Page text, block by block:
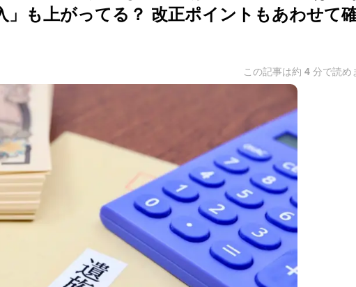
」も上がってる？ 改正ポイントもあわせて
この記事は約 4 分で読め